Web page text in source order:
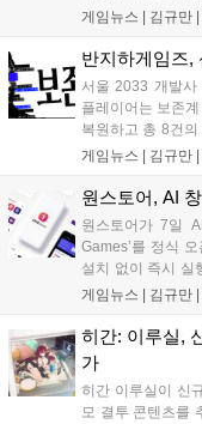
다. 실험체 관찰일
대를 모으고 있다....
게임뉴스 | 김규만
반지하게임즈,
서울 2033 개발사
플레이어는 보존
복원하고 총 8건
이번 게임은 정보
개발에 박차를 가
게임뉴스 | 김규만
원스토어, AI
원스토어가 7일
Games’를 정식
설치 없이 즉시 실
11일부터는 게임
있는 환경을 조성
으로 기대된다....
게임뉴스 | 김규만
히간: 이루실,
가
히간 이루실이 신
모 결투 콘텐츠를